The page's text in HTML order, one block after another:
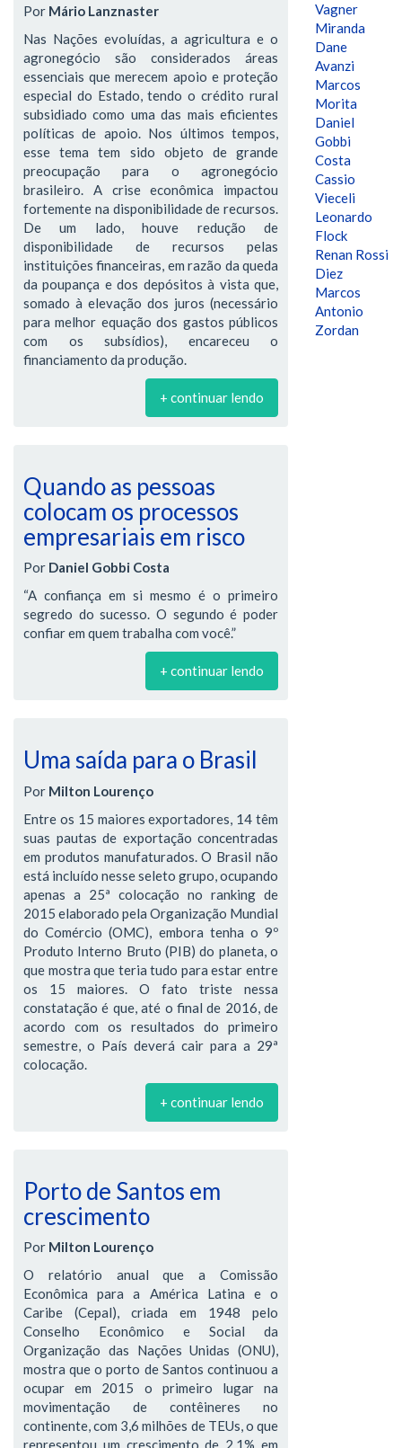
Por Mário Lanznaster
Nas Nações evoluídas, a agricultura e o
agronegócio são considerados áreas
essenciais que merecem apoio e proteção
especial do Estado, tendo o crédito rural
subsidiado como uma das mais eficientes
políticas de apoio. Nos últimos tempos,
esse tema tem sido objeto de grande
preocupação para o agronegócio
brasileiro. A crise econômica impactou
fortemente na disponibilidade de recursos.
De um lado, houve redução de
disponibilidade de recursos pelas
instituições financeiras, em razão da queda
da poupança e dos depósitos à vista que,
somado à elevação dos juros (necessário
para melhor equação dos gastos públicos
com os subsídios), encareceu o
financiamento da produção.
+ continuar lendo
Quando as pessoas
colocam os processos
empresariais em risco
Por Daniel Gobbi Costa
“A confiança em si mesmo é o primeiro
segredo do sucesso. O segundo é poder
confiar em quem trabalha com você.”
+ continuar lendo
Uma saída para o Brasil
Por Milton Lourenço
Entre os 15 maiores exportadores, 14 têm
suas pautas de exportação concentradas
em produtos manufaturados. O Brasil não
está incluído nesse seleto grupo, ocupando
apenas a 25ª colocação no ranking de
2015 elaborado pela Organização Mundial
do Comércio (OMC), embora tenha o 9º
Produto Interno Bruto (PIB) do planeta, o
que mostra que teria tudo para estar entre
os 15 maiores. O fato triste nessa
constatação é que, até o final de 2016, de
acordo com os resultados do primeiro
semestre, o País deverá cair para a 29ª
colocação.
+ continuar lendo
Porto de Santos em
crescimento
Por Milton Lourenço
O relatório anual que a Comissão
Econômica para a América Latina e o
Caribe (Cepal), criada em 1948 pelo
Conselho Econômico e Social da
Organização das Nações Unidas (ONU),
mostra que o porto de Santos continuou a
ocupar em 2015 o primeiro lugar na
movimentação de contêineres no
continente, com 3,6 milhões de TEUs, o que
representou um crescimento de 2,1% em
Vagner
Miranda
Dane
Avanzi
Marcos
Morita
Daniel
Gobbi
Costa
Cassio
Vieceli
Leonardo
Flock
Renan Rossi
Diez
Marcos
Antonio
Zordan